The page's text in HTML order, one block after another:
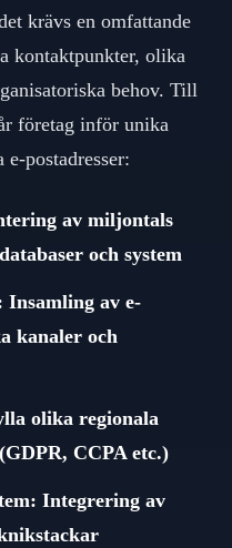
krävs en omfattande
kontaktpunkter, olika
behov. Till
företag inför unika
postadresser:
av miljontals
och system
av e-
kanaler och
olika regionala
CCPA etc.)
Integrering av